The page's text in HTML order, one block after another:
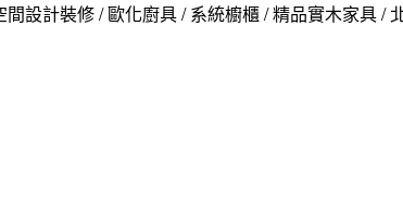
設計裝修 / 歐化廚具 / 系統櫥櫃 / 精品實木家具 /